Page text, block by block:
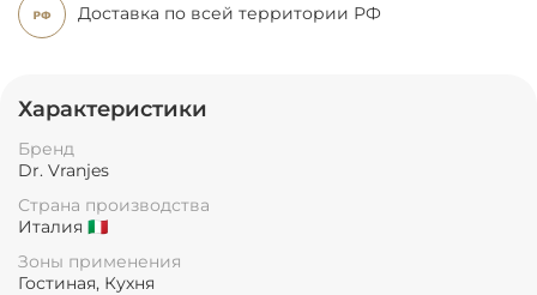
Доставка по всей территории РФ
Характеристики
Бренд
Dr. Vranjes
Страна производства
Италия 🇮🇹
Зоны применения
Гостиная, Кухня